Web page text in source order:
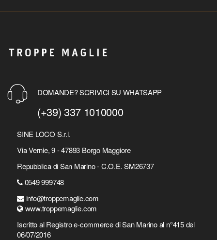
DOMANDE? SCRIVICI SU WHATSAPP
(+39) 337 1010000
SINE LOCO S.r.l.
Via Vernie, 9 - 47893 Borgo Maggiore
Repubblica di San Marino - C.O.E. SM26737
0549 999748
info@troppemaglie.com
www.troppemaglie.com
Iscritto al Registro e-commerce di San Marino al n°415 del
06/07/2016